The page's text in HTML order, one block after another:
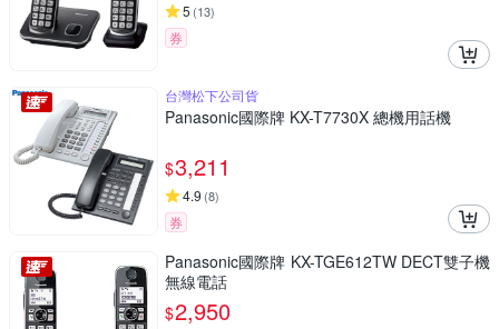
5 (13)
券
台灣松下公司貨
Panasonic國際牌 KX-T7730X 總機用話機
$3,211
4.9 (8)
券
Panasonic國際牌 KX-TGE612TW DECT雙子機
無線電話
$2,950